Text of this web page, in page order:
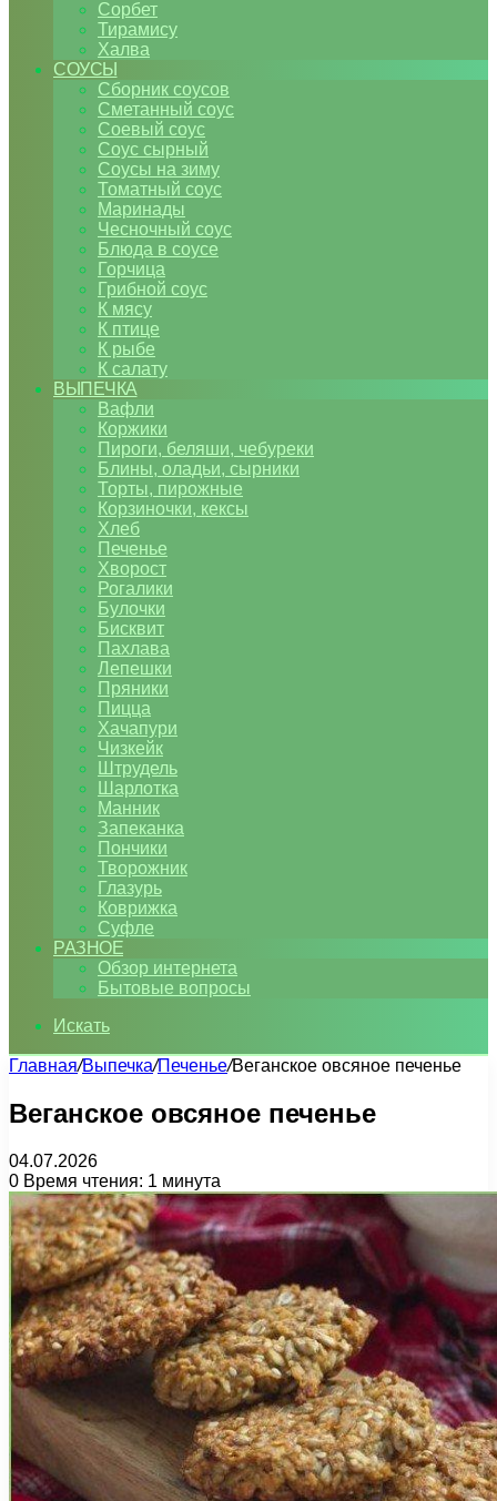
Сорбет
Тирамису
Халва
СОУСЫ
Сборник соусов
Сметанный соус
Соевый соус
Соус сырный
Соусы на зиму
Томатный соус
Маринады
Чесночный соус
Блюда в соусе
Горчица
Грибной соус
К мясу
К птице
К рыбе
К салату
ВЫПЕЧКА
Вафли
Коржики
Пироги, беляши, чебуреки
Блины, оладьи, сырники
Торты, пирожные
Корзиночки, кексы
Хлеб
Печенье
Хворост
Рогалики
Булочки
Бисквит
Пахлава
Лепешки
Пряники
Пицца
Хачапури
Чизкейк
Штрудель
Шарлотка
Манник
Запеканка
Пончики
Творожник
Глазурь
Коврижка
Суфле
РАЗНОЕ
Обзор интернета
Бытовые вопросы
Искать
Главная/Выпечка/Печенье/Веганское овсяное печенье
Веганское овсяное печенье
04.07.2026
0 Время чтения: 1 минута